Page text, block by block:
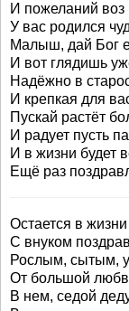
И пожеланий воз
У вас родился
Малыш, дай Бог
И вот глядишь
Надёжно в
И крепкая для
Пускай растёт
И радует пусть
И в жизни будет
Ещё раз
Остается в
С внуком
Рослым, сытым,
От большой
В нем, седой